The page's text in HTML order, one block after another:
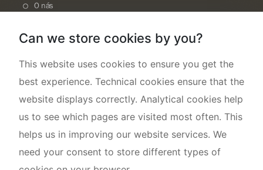
O nás
Can we store cookies by you?
This website uses cookies to ensure you get the
best experience. Technical cookies ensure that the
website displays correctly. Analytical cookies help
us to see which pages are visited most often. This
helps us in improving our website services. We
need your consent to store different types of